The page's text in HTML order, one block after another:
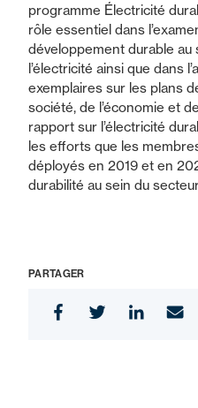
programme Électricité
rôle essentiel dans
développement durable au
l’électricité ainsi que dans
exemplaires sur les plans
société, de l’économie et
rapport sur l’électricité
les efforts que les
déployés en 2019 et en
durabilité au sein du
PARTAGER